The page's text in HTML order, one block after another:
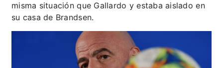
misma situación que Gallardo y estaba aislado en
su casa de Brandsen.